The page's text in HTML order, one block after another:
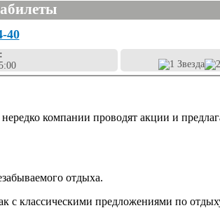
40
компании проводят акции и
отдыха.
с классическими предложениями по